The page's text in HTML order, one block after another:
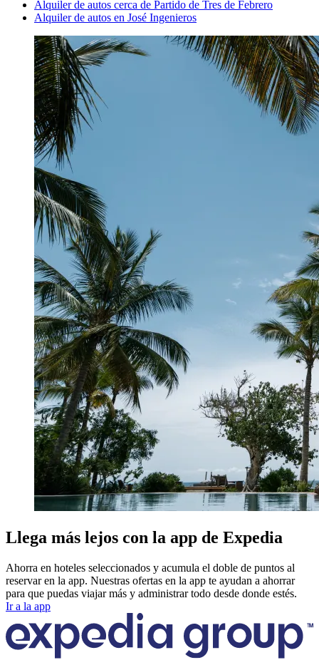
Alquiler de autos cerca de Partido de Tres de Febrero
Alquiler de autos en José Ingenieros
Llega más lejos con la app de Expedia
Ahorra en hoteles seleccionados y acumula el doble de puntos al
reservar en la app. Nuestras ofertas en la app te ayudan a ahorrar
para que puedas viajar más y administrar todo desde donde estés.
Ir a la app